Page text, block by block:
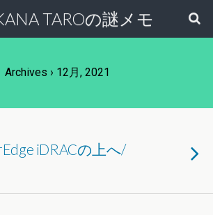
TAROの謎メモ
Archives › 12月, 2021
iDRACの上へ/